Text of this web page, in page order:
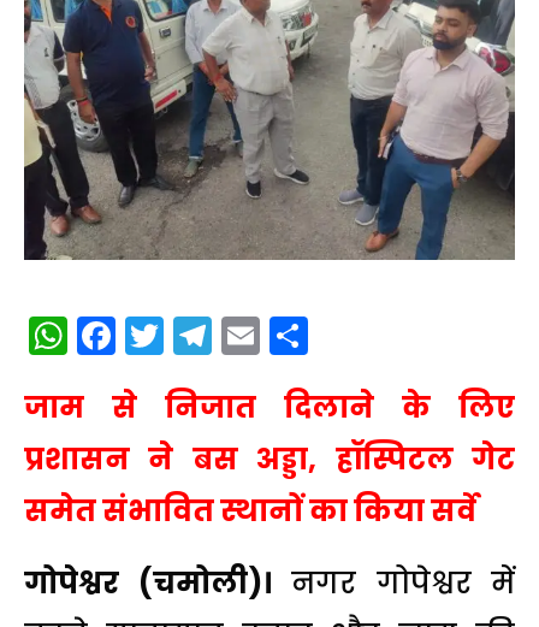
WhatsApp
Facebook
Twitter
Telegram
Email
जाम से निजात दिलाने के लिए
प्रशासन ने बस अड्डा, हॉस्पिटल गेट
समेत संभावित स्थानों का किया सर्वे
गोपेश्वर (चमोली)। नगर गोपेश्वर में